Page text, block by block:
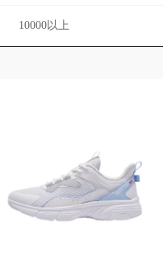
Fjallraven/北极狐
Phiten/法藤
Reebok/锐步 Ronhill
TheNorthFace/北面
10000以上